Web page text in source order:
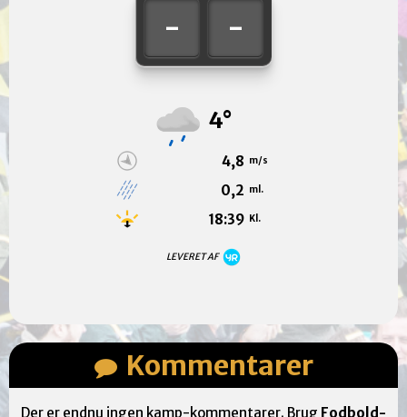
- -
4°
4,8 m/s
0,2 ml.
18:39 Kl.
LEVERET AF
Kommentarer
Der er endnu ingen kamp-kommentarer. Brug Fodbold-